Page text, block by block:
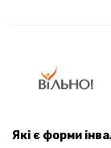
Які є форми